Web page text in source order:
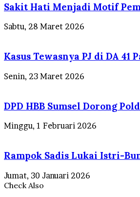
Sakit Hati Menjadi Motif
Sabtu, 28 Maret 2026
Kasus Tewasnya PJ di DA
Senin, 23 Maret 2026
DPD HBB Sumsel Dorong
Minggu, 1 Februari 2026
Rampok Sadis Lukai Istri-
Jumat, 30 Januari 2026
Check Also